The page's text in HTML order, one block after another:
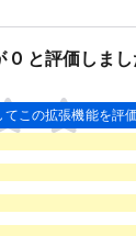
0 と評価しまし
てこの拡張機能を評価